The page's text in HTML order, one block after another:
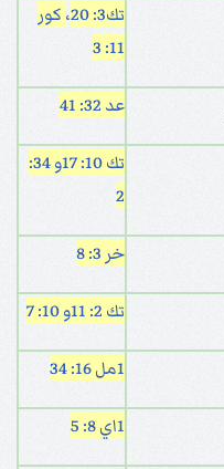
تك3: 20 ، كور
11: 3
عد 32: 41
تك 10: 17
و 34:
2
خر 3: 8
تك 2: 11 و 10: 7
1مل 16: 34
1اي 8: 5